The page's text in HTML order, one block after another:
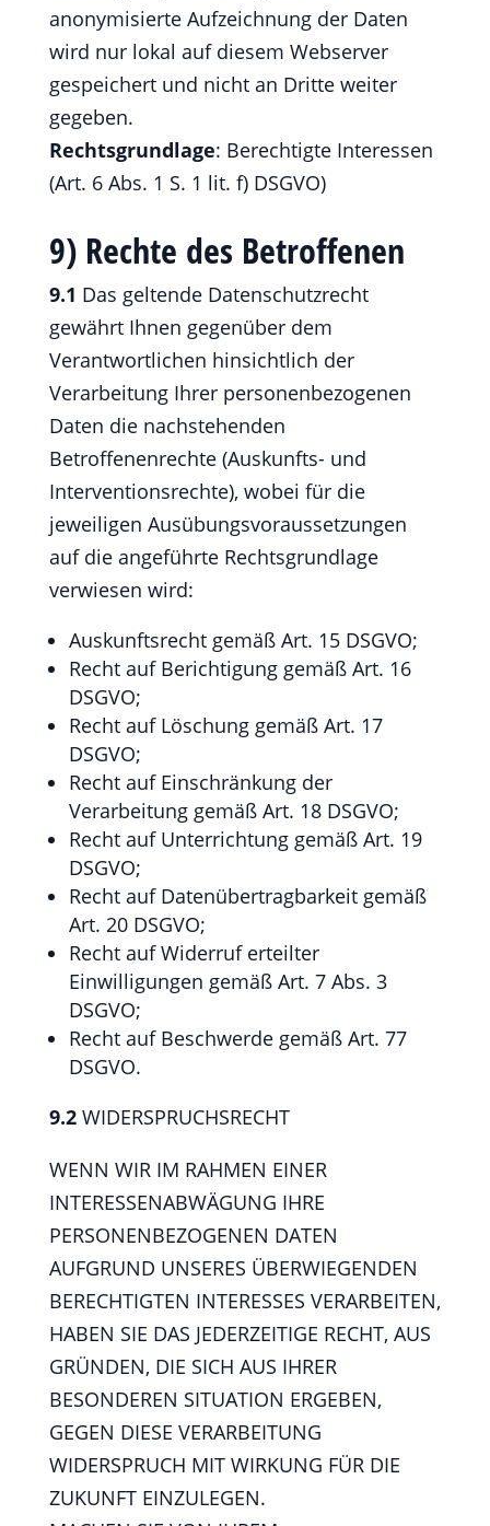
anonymisierte Aufzeichnung der Daten
wird nur lokal auf diesem Webserver
gespeichert und nicht an Dritte weiter
gegeben.
Rechtsgrundlage: Berechtigte Interessen
(Art. 6 Abs. 1 S. 1 lit. f) DSGVO)
9) Rechte des Betroffenen
9.1 Das geltende Datenschutzrecht
gewährt Ihnen gegenüber dem
Verantwortlichen hinsichtlich der
Verarbeitung Ihrer personenbezogenen
Daten die nachstehenden
Betroffenenrechte (Auskunfts- und
Interventionsrechte), wobei für die
jeweiligen Ausübungsvoraussetzungen
auf die angeführte Rechtsgrundlage
verwiesen wird:
Auskunftsrecht gemäß Art. 15 DSGVO;
Recht auf Berichtigung gemäß Art. 16
DSGVO;
Recht auf Löschung gemäß Art. 17
DSGVO;
Recht auf Einschränkung der
Verarbeitung gemäß Art. 18 DSGVO;
Recht auf Unterrichtung gemäß Art. 19
DSGVO;
Recht auf Datenübertragbarkeit gemäß
Art. 20 DSGVO;
Recht auf Widerruf erteilter
Einwilligungen gemäß Art. 7 Abs. 3
DSGVO;
Recht auf Beschwerde gemäß Art. 77
DSGVO.
9.2WIDERSPRUCHSRECHT
WENN WIR IM RAHMEN EINER
INTERESSENABWÄGUNG IHRE
PERSONENBEZOGENEN DATEN
AUFGRUND UNSERES ÜBERWIEGENDEN
BERECHTIGTEN INTERESSES VERARBEITEN,
HABEN SIE DAS JEDERZEITIGE RECHT, AUS
GRÜNDEN, DIE SICH AUS IHRER
BESONDEREN SITUATION ERGEBEN,
GEGEN DIESE VERARBEITUNG
WIDERSPRUCH MIT WIRKUNG FÜR DIE
ZUKUNFT EINZULEGEN.